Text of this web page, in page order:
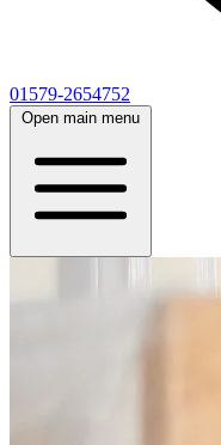
01579-2654752
Open main menu